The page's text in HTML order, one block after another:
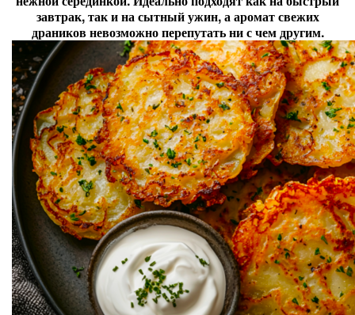
завтрак, так и на сытный ужин, а аромат свежих
драников невозможно перепутать ни с чем другим.